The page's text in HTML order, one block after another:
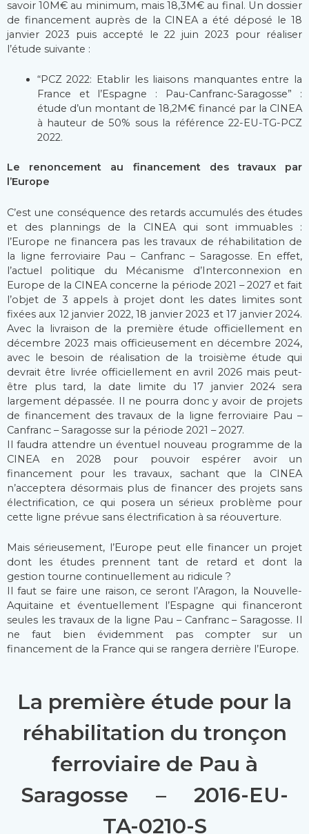
savoir 10M€ au minimum, mais 18,3M€ au final. Un dossier
de financement auprès de la CINEA a été déposé le 18
janvier 2023 puis accepté le 22 juin 2023 pour réaliser
l’étude suivante :
“PCZ 2022: Etablir les liaisons manquantes entre la
France et l’Espagne : Pau-Canfranc-Saragosse” :
étude d’un montant de 18,2M€ financé par la CINEA
à hauteur de 50% sous la référence 22-EU-TG-PCZ
2022.
Le renoncement au financement des travaux par
l’Europe
C’est une conséquence des retards accumulés des études
et des plannings de la CINEA qui sont immuables :
l’Europe ne financera pas les travaux de réhabilitation de
la ligne ferroviaire Pau – Canfranc – Saragosse. En effet,
l’actuel politique du Mécanisme d’Interconnexion en
Europe de la CINEA concerne la période 2021 – 2027 et fait
l’objet de 3 appels à projet dont les dates limites sont
fixées aux 12 janvier 2022, 18 janvier 2023 et 17 janvier 2024.
Avec la livraison de la première étude officiellement en
décembre 2023 mais officieusement en décembre 2024,
avec le besoin de réalisation de la troisième étude qui
devrait être livrée officiellement en avril 2026 mais peut-
être plus tard, la date limite du 17 janvier 2024 sera
largement dépassée. Il ne pourra donc y avoir de projets
de financement des travaux de la ligne ferroviaire Pau –
Canfranc – Saragosse sur la période 2021 – 2027.
Il faudra attendre un éventuel nouveau programme de la
CINEA en 2028 pour pouvoir espérer avoir un
financement pour les travaux, sachant que la CINEA
n’acceptera désormais plus de financer des projets sans
électrification, ce qui posera un sérieux problème pour
cette ligne prévue sans électrification à sa réouverture.
Mais sérieusement, l’Europe peut elle financer un projet
dont les études prennent tant de retard et dont la
gestion tourne continuellement au ridicule ?
Il faut se faire une raison, ce seront l’Aragon, la Nouvelle-
Aquitaine et éventuellement l’Espagne qui financeront
seules les travaux de la ligne Pau – Canfranc – Saragosse. Il
ne faut bien évidemment pas compter sur un
financement de la France qui se rangera derrière l’Europe.
La première étude pour la
réhabilitation du tronçon
ferroviaire de Pau à
Saragosse – 2016-EU-
TA-0210-S